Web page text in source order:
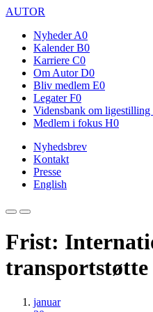
AUTOR
Nyheder A0
Kalender B0
Karriere C0
Om Autor D0
Bliv medlem E0
Legater F0
Vidensbank om ligestilling
Medlem i fokus H0
Nyhedsbrev
Kontakt
Presse
English
Frist:
transportstøtte
januar